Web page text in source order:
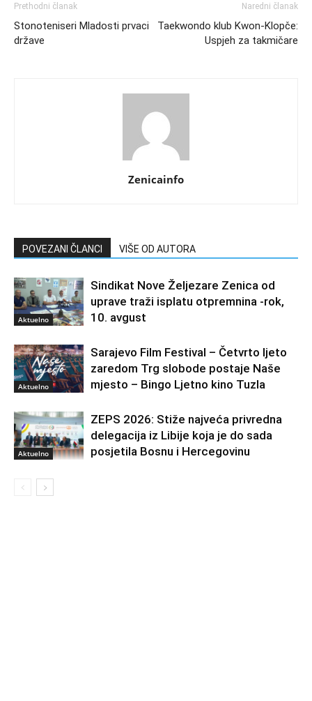
Prethodni članak
Stonoteniseri Mladosti prvaci
države
Naredni članak
Taekwondo klub Kwon-Klopče:
Uspjeh za takmičare
Zenicainfo
POVEZANI ČLANCI VIŠE OD AUTORA
Aktuelno
Sindikat Nove Željezare Zenica od
uprave traži isplatu otpremnina -rok,
10. avgust
Aktuelno
Sarajevo Film Festival – Četvrto ljeto
zaredom Trg slobode postaje Naše
mjesto – Bingo Ljetno kino Tuzla
Aktuelno
ZEPS 2026: Stiže najveća privredna
delegacija iz Libije koja je do sada
posjetila Bosnu i Hercegovinu